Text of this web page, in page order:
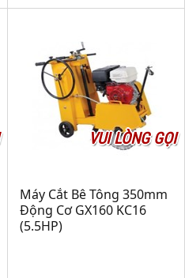
VUI LÒNG GỌI
Máy Cắt Bê Tông 350mm
Động Cơ GX160 KC16
(5.5HP)